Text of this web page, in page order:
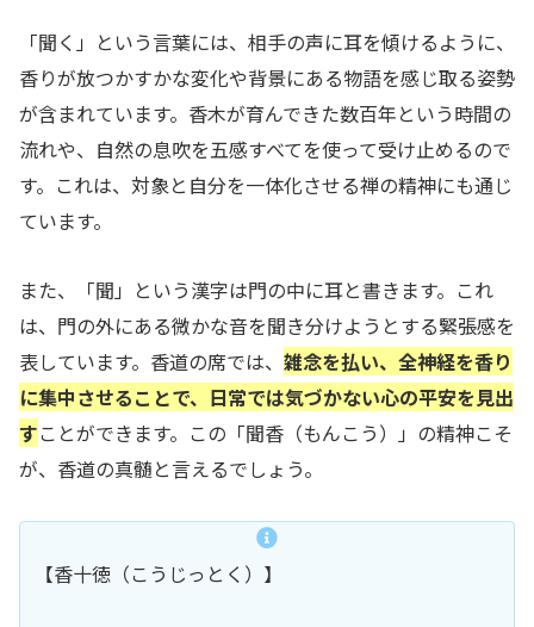
「聞く」という言葉には、相手の声に耳を傾けるように、
香りが放つかすかな変化や背景にある物語を感じ取る姿勢
が含まれています。香木が育んできた数百年という時間の
流れや、自然の息吹を五感すべてを使って受け止めるので
す。これは、対象と自分を一体化させる禅の精神にも通じ
ています。
また、「聞」という漢字は門の中に耳と書きます。これ
は、門の外にある微かな音を聞き分けようとする緊張感を
表しています。香道の席では、 雑念を払い、全神経を香り
に集中させることで、日常では気づかない心の平安を見出
すことができます。この「聞香（もんこう）」の精神こそ
が、香道の真髄と言えるでしょう。
【香十徳（こうじっとく）】